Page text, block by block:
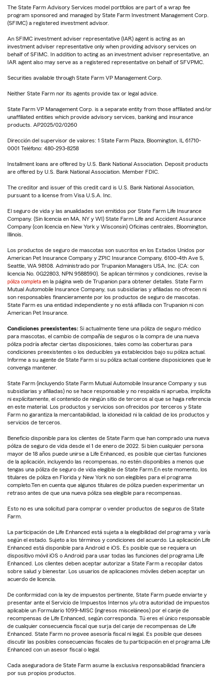
The State Farm Advisory Services model portfolios are part of a wrap fee
program sponsored and managed by State Farm Investment Management Corp.
(SFIMC) a registered investment advisor.
An SFIMC investment adviser representative (IAR) agent is acting as an
investment adviser representative only when providing advisory services on
behalf of SFIMC. In addition to acting as an investment adviser representative, an
IAR agent also may serve as a registered representative on behalf of SFVPMC.
Securities available through State Farm VP Management Corp.
Neither State Farm nor its agents provide tax or legal advice.
State Farm VP Management Corp. is a separate entity from those affiliated and/or
unaffiliated entities which provide advisory services, banking and insurance
products. AP2025/02/0260
Dirección del supervisor de valores: 1 State Farm Plaza, Bloomington, IL 61710-
0001 Teléfono: 480-293-8258
Installment loans are offered by U.S. Bank National Association. Deposit products
are offered by U.S. Bank National Association. Member FDIC.
The creditor and issuer of this credit card is U.S. Bank National Association,
pursuant to a license from Visa U.S.A. Inc.
El seguro de vida y las anualidades son emitidos por State Farm Life Insurance
Company. (Sin licencia en MA, NY y WI) State Farm Life and Accident Assurance
Company (con licencia en New York y Wisconsin) Oficinas centrales, Bloomington,
Illinois.
Los productos de seguro de mascotas son suscritos en los Estados Unidos por
American Pet Insurance Company y ZPIC Insurance Company, 6100-4th Ave S,
Seattle, WA 98108. Administrado por Trupanion Managers USA, Inc. (CA: con
licencia No. 0G22803, NPN 9588590). Se aplican términos y condiciones, revise la
póliza completa en la página web de Trupanion para obtener detalles. State Farm
Mutual Automobile Insurance Company, sus subsidiarias y afiliadas no ofrecen ni
son responsables financieramente por los productos de seguro de mascotas.
State Farm es una entidad independiente y no está afiliada con Trupanion ni con
American Pet Insurance.
Condiciones preexistentes: Si actualmente tiene una póliza de seguro médico
para mascotas, el cambio de compañía de seguros o la compra de una nueva
póliza podría afectar ciertas disposiciones, tales como las coberturas para
condiciones preexistentes o los deducibles ya establecidos bajo su póliza actual.
Informe a su agente de State Farm si su póliza actual contiene disposiciones que le
convenga mantener.
State Farm (incluyendo State Farm Mutual Automobile Insurance Company y sus
subsidiarias y afiliadas) no se hace responsable y no respalda ni aprueba, implícita
ni explícitamente, el contenido de ningún sitio de terceros al que se haga referencia
en este material. Los productos y servicios son ofrecidos por terceros y State
Farm no garantiza la mercantabilidad, la idoneidad ni la calidad de los productos y
servicios de terceros.
Beneficio disponible para los clientes de State Farm que han comprado una nueva
póliza de seguro de vida desde el 1 de enero de 2022. Si bien cualquier persona
mayor de 18 años puede unirse a Life Enhanced, es posible que ciertas funciones
de la aplicación, incluyendo las recompensas, no estén disponibles a menos que
tengas una póliza de seguro de vida elegible de State Farm.En este momento, los
titulares de póliza en Florida y New York no son elegibles para el programa
completo.Ten en cuenta que algunos titulares de póliza pueden experimentar un
retraso antes de que una nueva póliza sea elegible para recompensas.
Esto no es una solicitud para comprar o vender productos de seguros de State
Farm.
La participación de Life Enhanced está sujeta a la elegibilidad del programa y varía
según el estado. Sujeto a los términos y condiciones del acuerdo. La aplicación Life
Enhanced está disponible para Android e iOS. Es posible que se requiera un
dispositivo móvil iOS o Android para usar todas las funciones del programa Life
Enhanced. Los clientes deben aceptar autorizar a State Farm a recopilar datos
sobre salud y bienestar. Los usuarios de aplicaciones móviles deben aceptar un
acuerdo de licencia.
De conformidad con la ley de impuestos pertinente, State Farm puede enviarte y
presentar ante el Servicio de Impuestos Internos y/u otra autoridad de impuestos
aplicable un Formulario 1099-MISC (ingresos misceláneos) por el canje de
recompensas de Life Enhanced, según corresponda. Tú eres el único responsable
de cualquier consecuencia fiscal que surja del canje de recompensas de Life
Enhanced. State Farm no provee asesoría fiscal ni legal. Es posible que desees
discutir las posibles consecuencias fiscales de tu participación en el programa Life
Enhanced con un asesor fiscal o legal.
Cada aseguradora de State Farm asume la exclusiva responsabilidad financiera
por sus propios productos.